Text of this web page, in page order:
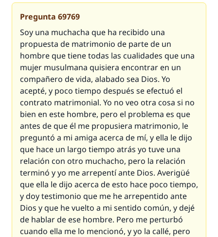
Pregunta 69769
Soy una muchacha que ha recibido una
propuesta de matrimonio de parte de un
hombre que tiene todas las cualidades que una
mujer musulmana quisiera encontrar en un
compañero de vida, alabado sea Dios. Yo
acepté, y poco tiempo después se efectuó el
contrato matrimonial. Yo no veo otra cosa si no
bien en este hombre, pero el problema es que
antes de que él me propusiera matrimonio, le
preguntó a mi amiga acerca de mí, y ella le dijo
que hace un largo tiempo atrás yo tuve una
relación con otro muchacho, pero la relación
terminó y yo me arrepentí ante Dios. Averigüé
que ella le dijo acerca de esto hace poco tiempo,
y doy testimonio que me he arrepentido ante
Dios y que he vuelto a mi sentido común, y dejé
de hablar de ese hombre. Pero me perturbó
cuando ella me lo mencionó, y yo la callé, pero